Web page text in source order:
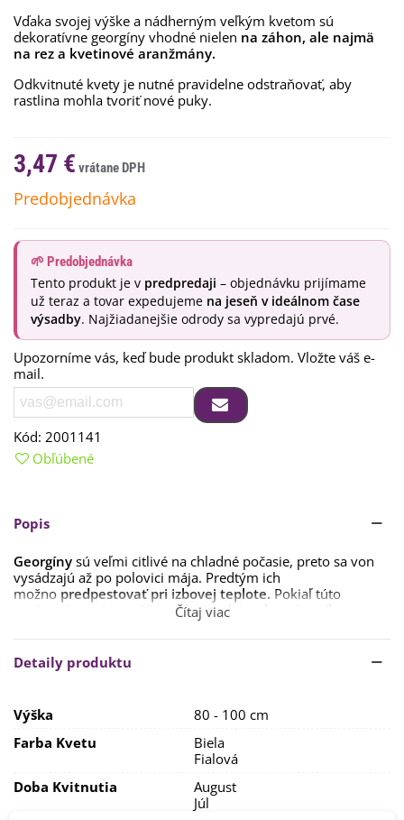
Vďaka svojej výške a nádherným veľkým kvetom sú
dekoratívne georgíny vhodné nielen na záhon, ale najmä
na rez a kvetinové aranžmány.
Odkvitnuté kvety je nutné pravidelne odstraňovať, aby
rastlina mohla tvoriť nové puky.
3,47 €
Predobjednávka
🌱 Predobjednávka
Tento produkt je v predpredaji – objednávku prijímame
už teraz a tovar expedujeme na jeseň v ideálnom čase
výsadby. Najžiadanejšie odrody sa vypredajú prvé.
Upozorníme vás, keď bude produkt skladom. Vložte váš e-
mail.
Kód: 2001141
Obľúbené
Popis
Georgíny sú veľmi citlivé na chladné počasie, preto sa von
vysádzajú až po polovici mája. Predtým ich
možno predpestovať pri izbovej teplote. Pokiaľ túto
možnosť nemáte, môžete ich zasadiť
na konci apríla na
, pretože potrebujú min. 3 týždne, aby
vyrašili na povrch, takže ich v tejto dobe prípadné mrazíky
neohrozia. Prípadne je možné výsadbu zakryť.
cm. Stanovište pre georgíny má byť slnečné, chránené pred
vetrom
výživná, priepustná a
hlinitopiesčitá
Na bohaté kvitnutie potrebujú georgíny dostatok živín, takže
sa odporúčapravidelné hnojenie 1x za týždeň
augusta sa rastliny už nehnoja, pretože je nutné, aby cibuľky
Čítaj viac
Detaily produktu
Výška
80 - 100 cm
Farba Kvetu
Biela
Fialová
Doba Kvitnutia
August
Júl